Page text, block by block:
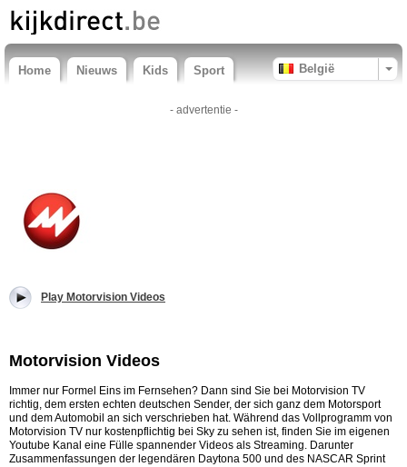
Home Nieuws Kids Sport België
- advertentie -
Play Motorvision Videos
Motorvision Videos
Immer nur Formel Eins im Fernsehen? Dann sind Sie bei Motorvision TV
richtig, dem ersten echten deutschen Sender, der sich ganz dem Motorsport
und dem Automobil an sich verschrieben hat. Während das Vollprogramm von
Motorvision TV nur kostenpflichtig bei Sky zu sehen ist, finden Sie im eigenen
Youtube Kanal eine Fülle spannender Videos als Streaming. Darunter
Zusammenfassungen der legendären Daytona 500 und des NASCAR Sprint